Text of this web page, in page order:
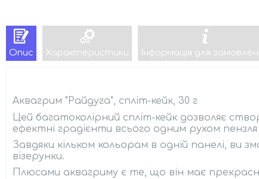
Опис Характеристики Інформація для
Аквагрим "Райдуга", спліт-кейк, 30 г
Цей багатоколірний спліт-кейк дозволяє
ефектні градієнти всього одним рухом
Завдяки кільком кольорам в одній панелі, ви
візерунки.
Плюсами аквагриму є те, що він має